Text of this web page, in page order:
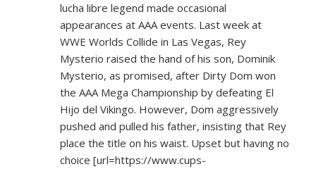
lucha libre legend made occasional
appearances at AAA events. Last week at
WWE Worlds Collide in Las Vegas, Rey
Mysterio raised the hand of his son, Dominik
Mysterio, as promised, after Dirty Dom won
the AAA Mega Championship by defeating El
Hijo del Vikingo. However, Dom aggressively
pushed and pulled his father, insisting that Rey
place the title on his waist. Upset but having no
choice [url=https://www.cups-